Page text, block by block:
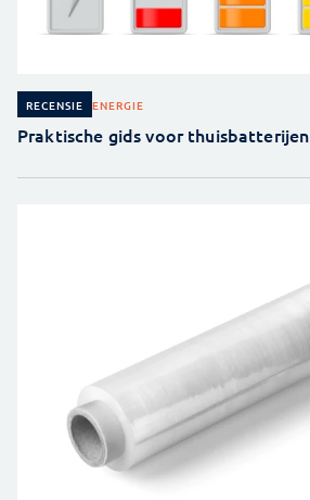
RECENSIE ENERGIE
Praktische gids voor thuisbatterijen